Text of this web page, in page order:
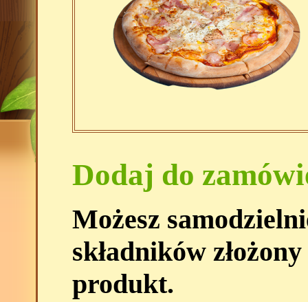
Dodaj do
Możesz
składników
produkt.